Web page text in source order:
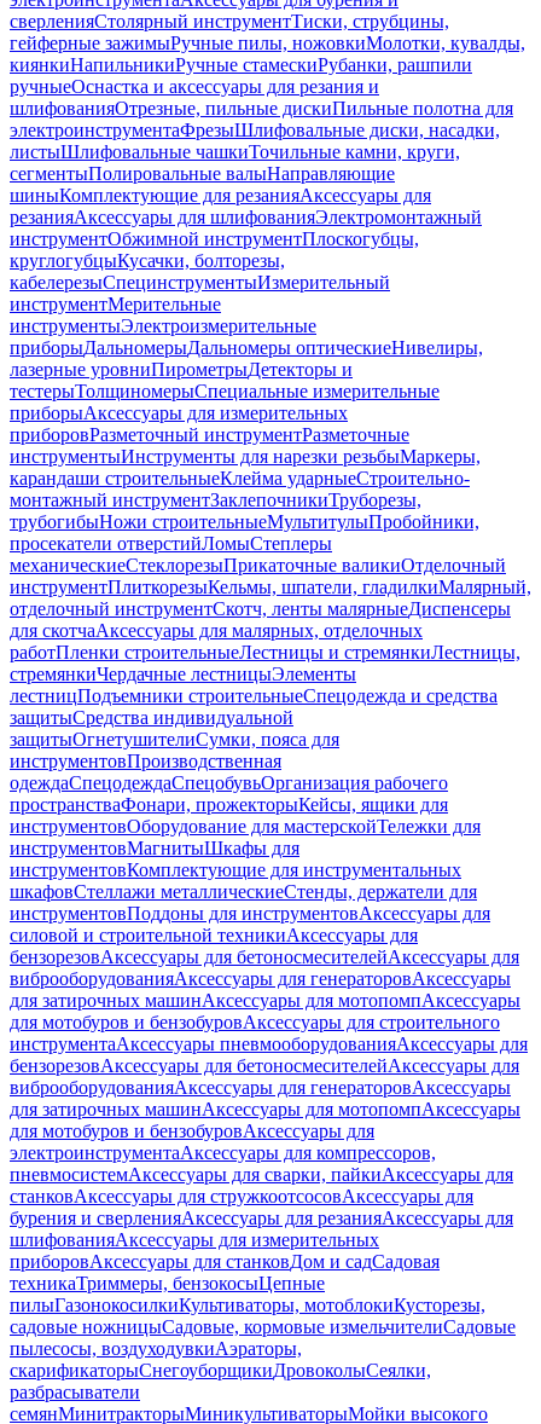
сверленияСтолярный инструментТиски, струбцины,
гейферные зажимыРучные пилы, ножовкиМолотки, кувалды,
киянкиНапильникиРучные стамескиРубанки, рашпили
ручныеОснастка и аксессуары для резания и
шлифованияОтрезные, пильные дискиПильные полотна для
электроинструментаФрезыШлифовальные диски, насадки,
листыШлифовальные чашкиТочильные камни, круги,
сегментыПолировальные валыНаправляющие
шиныКомплектующие для резанияАксессуары для
резанияАксессуары для шлифованияЭлектромонтажный
инструментОбжимной инструментПлоскогубцы,
круглогубцыКусачки, болторезы,
кабелерезыСпецинструментыИзмерительный
инструментМерительные
инструментыЭлектроизмерительные
приборыДальномерыДальномеры оптическиеНивелиры,
лазерные уровниПирометрыДетекторы и
тестерыТолщиномерыСпециальные измерительные
приборыАксессуары для измерительных
приборовРазметочный инструментРазметочные
инструментыИнструменты для нарезки резьбыМаркеры,
карандаши строительныеКлейма ударныеСтроительно-
монтажный инструментЗаклепочникиТруборезы,
трубогибыНожи строительныеМультитулыПробойники,
просекатели отверстийЛомыСтеплеры
механическиеСтеклорезыПрикаточные валикиОтделочный
инструментПлиткорезыКельмы, шпатели, гладилкиМалярный,
отделочный инструментСкотч, ленты малярныеДиспенсеры
для скотчаАксессуары для малярных, отделочных
работПленки строительныеЛестницы и стремянкиЛестницы,
стремянкиЧердачные лестницыЭлементы
лестницПодъемники строительныеСпецодежда и средства
защитыСредства индивидуальной
защитыОгнетушителиСумки, пояса для
инструментовПроизводственная
одеждаСпецодеждаСпецобувьОрганизация рабочего
пространстваФонари, прожекторыКейсы, ящики для
инструментовОборудование для мастерскойТележки для
инструментовМагнитыШкафы для
инструментовКомплектующие для инструментальных
шкафовСтеллажи металлическиеСтенды, держатели для
инструментовПоддоны для инструментовАксессуары для
силовой и строительной техникиАксессуары для
бензорезовАксессуары для бетоносмесителейАксессуары для
виброоборудованияАксессуары для генераторовАксессуары
для затирочных машинАксессуары для мотопомпАксессуары
для мотобуров и бензобуровАксессуары для строительного
инструментаАксессуары пневмооборудованияАксессуары для
бензорезовАксессуары для бетоносмесителейАксессуары для
виброоборудованияАксессуары для генераторовАксессуары
для затирочных машинАксессуары для мотопомпАксессуары
для мотобуров и бензобуровАксессуары для
электроинструментаАксессуары для компрессоров,
пневмосистемАксессуары для сварки, пайкиАксессуары для
станковАксессуары для стружкоотсосовАксессуары для
бурения и сверленияАксессуары для резанияАксессуары для
шлифованияАксессуары для измерительных
приборовАксессуары для станковДом и садСадовая
техникаТриммеры, бензокосыЦепные
пилыГазонокосилкиКультиваторы, мотоблокиКусторезы,
садовые ножницыСадовые, кормовые измельчителиСадовые
пылесосы, воздуходувкиАэраторы,
скарификаторыСнегоуборщикиДровоколыСеялки,
разбрасыватели
семянМинитракторыМиникультиваторыМойки высокого